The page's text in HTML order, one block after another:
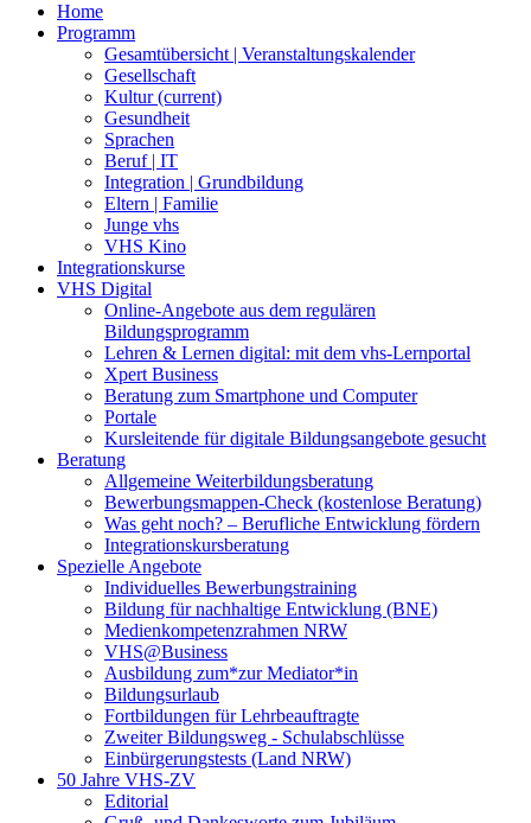
Home
Programm
Gesamtübersicht | Veranstaltungskalender
Gesellschaft
Kultur(current)
Gesundheit
Sprachen
Beruf | IT
Integration | Grundbildung
Eltern | Familie
Junge vhs
VHS Kino
Integrationskurse
VHS Digital
Online-Angebote aus dem regulären
Bildungsprogramm
Lehren & Lernen digital: mit dem vhs-Lernportal
Xpert Business
Beratung zum Smartphone und Computer
Portale
Kursleitende für digitale Bildungsangebote gesucht
Beratung
Allgemeine Weiterbildungsberatung
Bewerbungsmappen-Check (kostenlose Beratung)
Was geht noch? – Berufliche Entwicklung fördern
Integrationskursberatung
Spezielle Angebote
Individuelles Bewerbungstraining
Bildung für nachhaltige Entwicklung (BNE)
Medienkompetenzrahmen NRW
VHS@Business
Ausbildung zum*zur Mediator*in
Bildungsurlaub
Fortbildungen für Lehrbeauftragte
Zweiter Bildungsweg - Schulabschlüsse
Einbürgerungstests (Land NRW)
50 Jahre VHS-ZV
Editorial